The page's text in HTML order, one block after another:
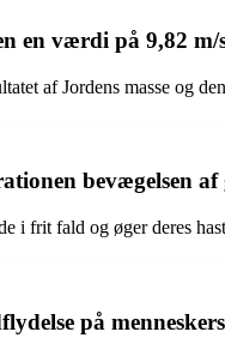
en værdi på 9,82 m/
af Jordens masse og
bevægelsen
i frit fald og øger deres
på